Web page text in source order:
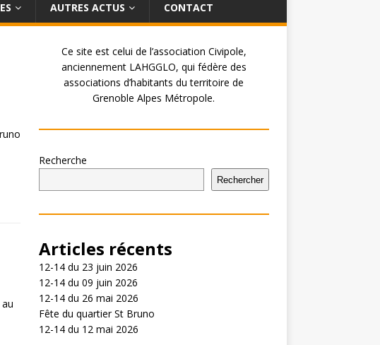
AUTRES ACTUS CONTACT
Ce site est celui de l’association Civipole,
anciennement LAHGGLO, qui fédère des
associations d’habitants du territoire de
Grenoble Alpes Métropole.
Recherche
Rechercher
Articles récents
12-14 du 23 juin 2026
12-14 du 09 juin 2026
12-14 du 26 mai 2026
Fête du quartier St Bruno
12-14 du 12 mai 2026